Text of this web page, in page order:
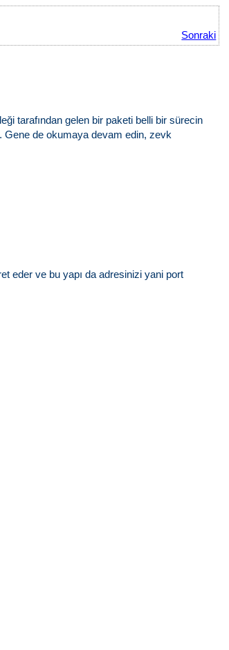
Sonraki
tarafından gelen bir paketi belli bir sürecin
Gene de okumaya devam edin, zevk
eder ve bu yapı da adresinizi yani port